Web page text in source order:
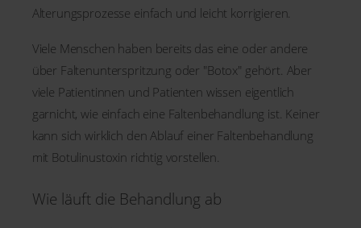
Alterungsprozesse einfach und leicht korrigieren.
Viele Menschen haben bereits das eine oder andere
über Faltenunterspritzung oder "Botox" gehört. Aber
viele Patientinnen und Patienten wissen eigentlich
garnicht, wie einfach eine Faltenbehandlung ist. Keiner
kann sich wirklich den Ablauf einer Faltenbehandlung
mit Botulinustoxin richtig vorstellen.
Wie läuft die Behandlung ab